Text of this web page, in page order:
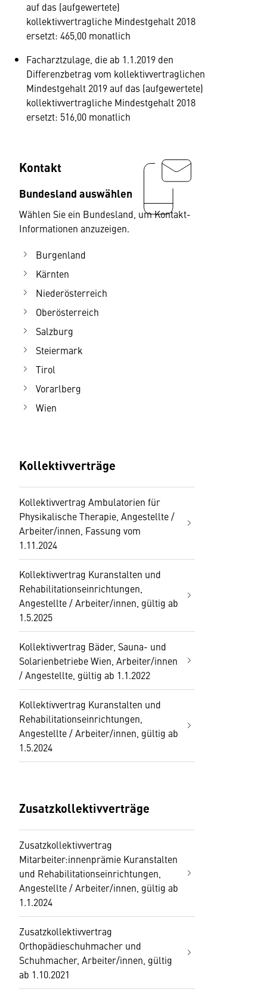
auf das (aufgewertete)
kollektivvertragliche Mindestgehalt 2018
ersetzt: 465,00 monatlich
Facharztzulage, die ab 1.1.2019 den
Differenzbetrag vom kollektivvertraglichen
Mindestgehalt 2019 auf das (aufgewertete)
kollektivvertragliche Mindestgehalt 2018
ersetzt: 516,00 monatlich
Kontakt
Bundesland auswählen
Wählen Sie ein Bundesland, um Kontakt-
Informationen anzuzeigen.
Burgenland
Kärnten
Niederösterreich
Oberösterreich
Salzburg
Steiermark
Tirol
Vorarlberg
Wien
Kollektivverträge
Kollektivvertrag Ambulatorien für
Physikalische Therapie, Angestellte /
Arbeiter/innen, Fassung vom
1.11.2024
Kollektivvertrag Kuranstalten und
Rehabilitationseinrichtungen,
Angestellte / Arbeiter/innen, gültig ab
1.5.2025
Kollektivvertrag Bäder, Sauna- und
Solarienbetriebe Wien, Arbeiter/innen
/ Angestellte, gültig ab 1.1.2022
Kollektivvertrag Kuranstalten und
Rehabilitationseinrichtungen,
Angestellte / Arbeiter/innen, gültig ab
1.5.2024
Zusatzkollektivverträge
Zusatzkollektivvertrag
Mitarbeiter:innenprämie Kuranstalten
und Rehabilitationseinrichtungen,
Angestellte / Arbeiter/innen, gültig ab
1.1.2024
Zusatzkollektivvertrag
Orthopädieschuhmacher und
Schuhmacher, Arbeiter/innen, gültig
ab 1.10.2021